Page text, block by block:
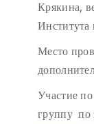
Крякина,
Место
Участие
группу по